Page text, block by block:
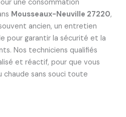
une consommation
Mousseaux-Neuville 27220,
ancien, un entretien
pour garantir la sécurité et la
Nos techniciens qualifiés
et réactif, pour que vous
chaude sans souci toute